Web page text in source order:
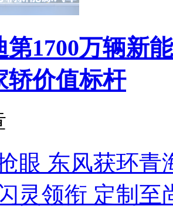
第1700万辆新
轿价值标杆
眼 东风获环青
灵领衔 定制至